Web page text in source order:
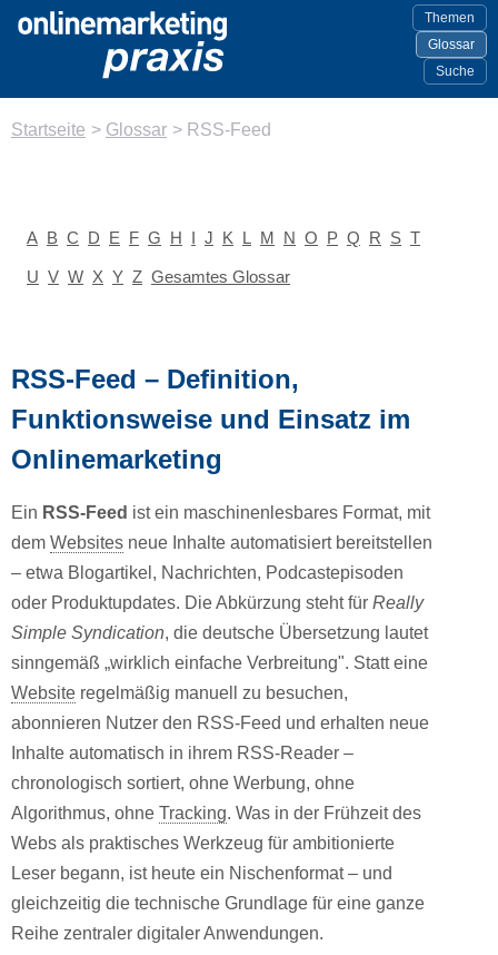
Themen
Glossar
Suche
Startseite > Glossar > RSS-Feed
A B C D E F G H I J K L M N O P Q R S T
U V W X Y Z Gesamtes Glossar
RSS-Feed – Definition,
Funktionsweise und Einsatz im
Onlinemarketing
Ein RSS-Feed ist ein maschinenlesbares Format, mit
dem Websites neue Inhalte automatisiert bereitstellen
– etwa Blogartikel, Nachrichten, Podcastepisoden
oder Produktupdates. Die Abkürzung steht für Really
Simple Syndication, die deutsche Übersetzung lautet
sinngemäß „wirklich einfache Verbreitung". Statt eine
Website regelmäßig manuell zu besuchen,
abonnieren Nutzer den RSS-Feed und erhalten neue
Inhalte automatisch in ihrem RSS-Reader –
chronologisch sortiert, ohne Werbung, ohne
Algorithmus, ohne Tracking. Was in der Frühzeit des
Webs als praktisches Werkzeug für ambitionierte
Leser begann, ist heute ein Nischenformat – und
gleichzeitig die technische Grundlage für eine ganze
Reihe zentraler digitaler Anwendungen.